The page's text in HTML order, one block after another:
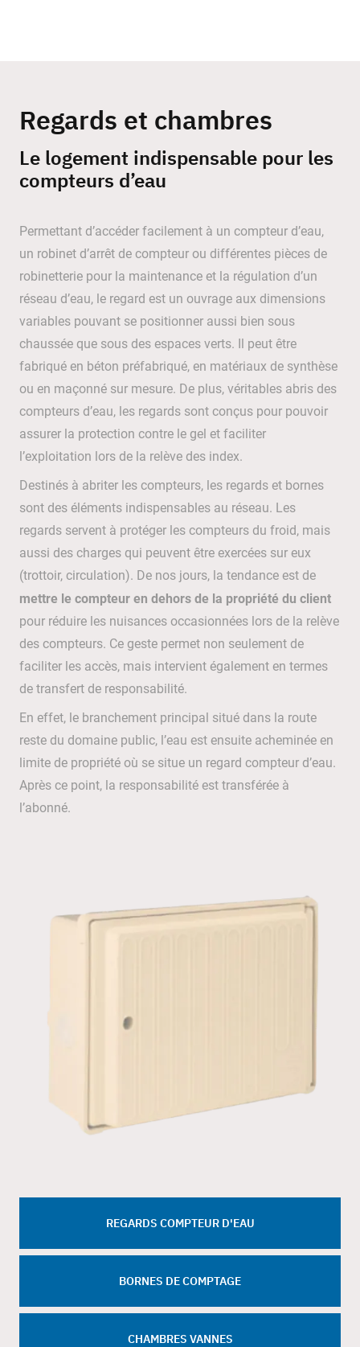
Regards et chambres
Le logement indispensable pour les
compteurs d’eau
Permettant d’accéder facilement à un compteur d’eau,
un robinet d’arrêt de compteur ou différentes pièces de
robinetterie pour la maintenance et la régulation d’un
réseau d’eau, le regard est un ouvrage aux dimensions
variables pouvant se positionner aussi bien sous
chaussée que sous des espaces verts. Il peut être
fabriqué en béton préfabriqué, en matériaux de synthèse
ou en maçonné sur mesure. De plus, véritables abris des
compteurs d’eau, les regards sont conçus pour pouvoir
assurer la protection contre le gel et faciliter
l’exploitation lors de la relève des index.
Destinés à abriter les compteurs, les regards et bornes
sont des éléments indispensables au réseau. Les
regards servent à protéger les compteurs du froid, mais
aussi des charges qui peuvent être exercées sur eux
(trottoir, circulation). De nos jours, la tendance est de
mettre le compteur en dehors de la propriété du client
pour réduire les nuisances occasionnées lors de la relève
des compteurs. Ce geste permet non seulement de
faciliter les accès, mais intervient également en termes
de transfert de responsabilité.
En effet, le branchement principal situé dans la route
reste du domaine public, l’eau est ensuite acheminée en
limite de propriété où se situe un regard compteur d’eau.
Après ce point, la responsabilité est transférée à
l’abonné.
REGARDS COMPTEUR D'EAU
BORNES DE COMPTAGE
CHAMBRES VANNES